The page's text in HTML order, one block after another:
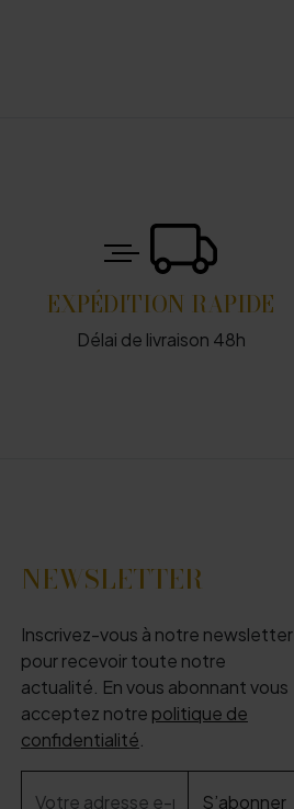
EXPÉDITION RAPIDE
Délai de livraison 48h
NEWSLETTER
Inscrivez-vous à notre newsletter
pour recevoir toute notre
actualité. En vous abonnant vous
acceptez notre politique de
confidentialité